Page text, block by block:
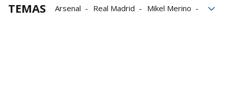
TEMAS Arsenal Real Madrid
Mikel Merino